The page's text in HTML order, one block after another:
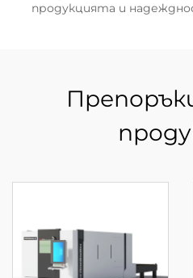
продукцията и